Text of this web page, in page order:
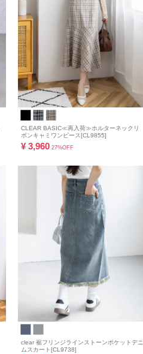
CLEAR BASIC≪再入荷≫ホルターネックリ
ボンキャミワンピース[CL9855]
¥ 3,960 27%OFF
clear 裾フリンジラインストーンポケットデニ
ムスカート[CL9738]